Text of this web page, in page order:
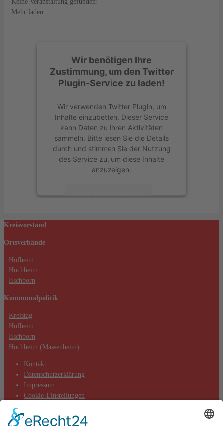
Keine Veranstaltung gefunden!
Mehr laden
Wir benötigen Ihre
Zustimmung, um den Twitter
Plugin-Service zu laden!
Wir verwenden Twitter Plugin, um
Inhalte einzubetten. Dieser Service
kann Daten zu Ihren Aktivitäten
sammeln. Bitte lesen Sie die Details
durch und stimmen Sie der Nutzung
des Service zu, um diese Inhalte
anzuzeigen.
Mehr Informationen
Akzeptieren
Kreisvorstand
Ortsverbände
Hofheim
Hochheim
Eschborn
Kommunalpolitik
Kreistag
Hofheim
Eschborn
Hochheim (Massenheim)
Kontakt
Datenschutzerklärung
Impressum
Cookie-Einstellungen
Aktuelles
Aktionen